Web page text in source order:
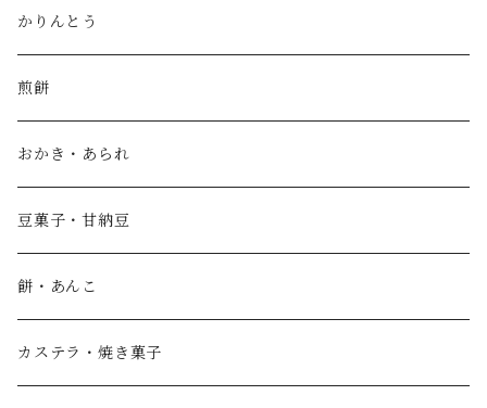
竹かごギフト
名入れ
covaco
夏季限定 covaco
ボンボン
こんぺいとうアート
こんぺいとうアート用 袋入り50g 別売品
瓶入り金平糖
ハロウィン限定 狂気の金平糖シリーズ
クリスマス限定 星降る夜の金平糖シリーズ
ラムネと金平糖
さんぼん
かりんとう
煎餅
おかき・あられ
豆菓子・甘納豆
餅・あんこ
カステラ・焼き菓子